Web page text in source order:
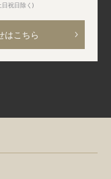
祝日除く)
はこちら